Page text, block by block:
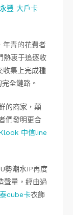
豐 大戶卡
年青的花費者
熱衷于追逐收
收集上完成種
全鏈路。
的商家，顛
們發明更合
中信line
勢潮水IP再度
聲量，經由過
cube卡衣飾